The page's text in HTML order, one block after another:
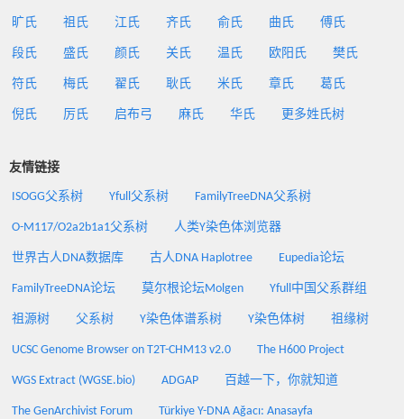
旷氏 祖氏 江氏 齐氏 俞氏 曲氏 傅氏
段氏 盛氏 颜氏 关氏 温氏 欧阳氏 樊氏
符氏 梅氏 翟氏 耿氏 米氏 章氏 葛氏
倪氏 厉氏 启布弓 麻氏 华氏 更多姓氏树
友情链接
ISOGG父系树 Yfull父系树 FamilyTreeDNA父系树
O-M117/O2a2b1a1父系树 人类Y染色体浏览器
世界古人DNA数据库 古人DNA Haplotree Eupedia论坛
FamilyTreeDNA论坛 莫尔根论坛Molgen Yfull中国父系群组
祖源树 父系树 Y染色体谱系树 Y染色体树 祖缘树
UCSC Genome Browser on T2T-CHM13 v2.0 The H600 Project
WGS Extract (WGSE.bio) ADGAP 百越一下，你就知道
The GenArchivist Forum Türkiye Y-DNA Ağacı: Anasayfa